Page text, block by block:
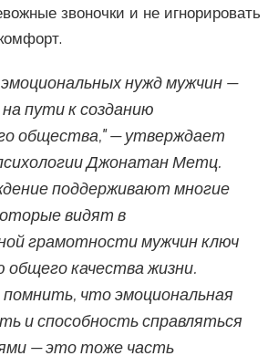
звоночки и не игнорировать
нужд мужчин —
пути к созданию
общества," — утверждает
Джонатан Метц.
поддерживают многие
видят в
грамотности мужчин ключ
общего качества жизни.
что эмоциональная
и способность справляться
— это тоже часть